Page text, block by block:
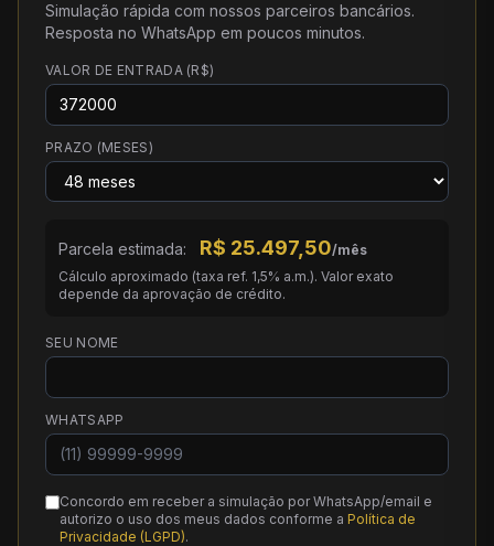
Simulação rápida com nossos parceiros bancários.
Resposta no WhatsApp em poucos minutos.
VALOR DE ENTRADA (R$)
PRAZO (MESES)
Parcela estimada: R$ 25.497,50/mês
Cálculo aproximado (taxa ref. 1,5% a.m.). Valor exato
depende da aprovação de crédito.
SEU NOME
WHATSAPP
Concordo em receber a simulação por WhatsApp/email e
autorizo o uso dos meus dados conforme a Política de
Privacidade (LGPD).